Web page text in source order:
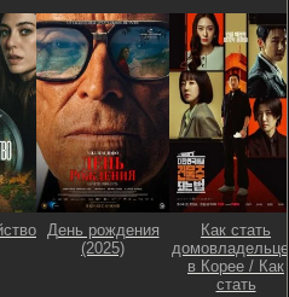
День рождения
(2025)
Как стать
в Корее / Как
стать